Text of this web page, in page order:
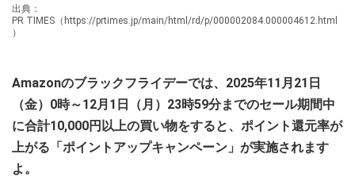
出典：
PR TIMES（https://prtimes.jp/main/html/rd/p/000002084.000004612.html
）
Amazonのブラックフライデーでは、2025年11月21日
（金）0時～12月1日（月）23時59分までのセール期間中
に合計10,000円以上の買い物をすると、ポイント還元率が
上がる「ポイントアップキャンペーン」が実施されます
よ。